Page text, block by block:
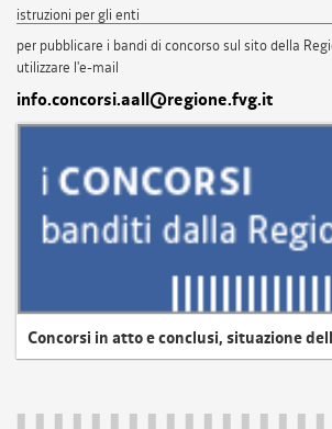
istruzioni per gli enti
per pubblicare i bandi di concorso sul sito della
utilizzare l'e-mail
info.concorsi.aall@regione.fvg.it
Concorsi in atto e conclusi, situazione